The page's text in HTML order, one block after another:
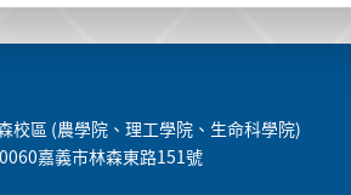
校區 (農學院、理工學院、生命科學院)
嘉義市林森東路151號